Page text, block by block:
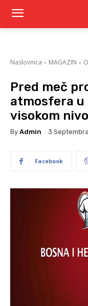
Naslovnica MAGAZIN
Pred meč
atmosfera
visokom
By Admin 3
Facebook